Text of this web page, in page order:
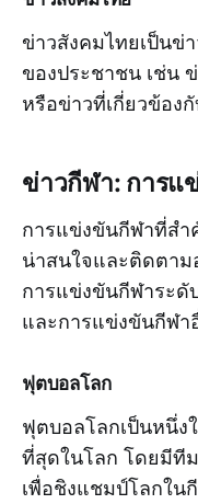
ข่าวสังคมไทยเป็นข่
ของประชาชน เช่น
หรือข่าวที่เกี่ยวข้อง
ข่าวกีฬา: การ
การแข่งขันกีฬาที่ส
น่าสนใจและติดตาม
การแข่งขันกีฬาระดั
และการแข่งขันกีฬา
ฟุตบอลโลก
ฟุตบอลโลกเป็นหนึ่
ที่สุดในโลก โดยมีที
เพื่อชิงแชมป์โลกใ